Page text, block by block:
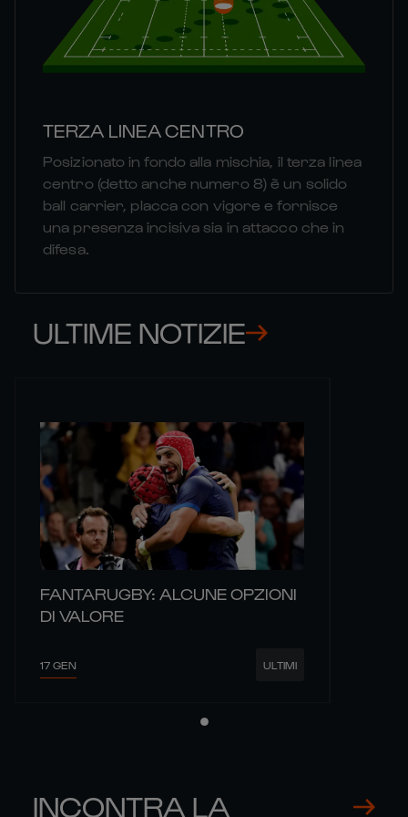
TERZA LINEA CENTRO
Posizionato in fondo alla mischia, il terza linea
centro (detto anche numero 8) è un solido
ball carrier, placca con vigore e fornisce
una presenza incisiva sia in attacco che in
difesa.
ULTIME NOTIZIE
FANTARUGBY: ALCUNE OPZIONI
DI VALORE
17 GEN ULTIMI
INCONTRA LA